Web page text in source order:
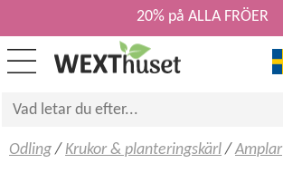
20% på ALLA FRÖER
Odling/ Krukor & planteringskärl/Amplar